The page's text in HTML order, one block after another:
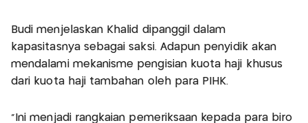
Budi menjelaskan Khalid dipanggil dalam
kapasitasnya sebagai saksi. Adapun penyidik akan
mendalami mekanisme pengisian kuota haji khusus
dari kuota haji tambahan oleh para PIHK.
"Ini menjadi rangkaian pemeriksaan kepada para biro